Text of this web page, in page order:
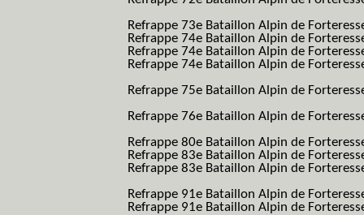
Refrappe 73e Bataillon Alpin de
Refrappe 74e Bataillon Alpin de
Refrappe 74e Bataillon Alpin de
Refrappe 74e Bataillon Alpin de
Refrappe 75e Bataillon Alpin de
Refrappe 76e Bataillon Alpin de
Refrappe 80e Bataillon Alpin de
Refrappe 83e Bataillon Alpin de
Refrappe 83e Bataillon Alpin de
Refrappe 91e Bataillon Alpin de
Refrappe 91e Bataillon Alpin de